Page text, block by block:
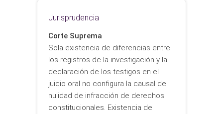
Jurisprudencia
Corte Suprema
Sola existencia de diferencias entre
los registros de la investigación y la
declaración de los testigos en el
juicio oral no configura la causal de
nulidad de infracción de derechos
constitucionales. Existencia de